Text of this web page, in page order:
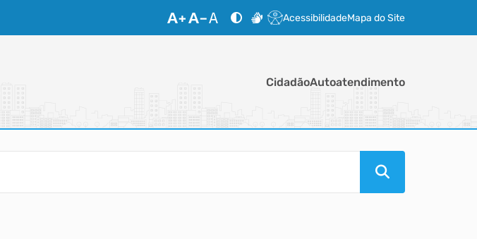
AcessibilidadeMapa do Site
CidadãoAutoatendimento